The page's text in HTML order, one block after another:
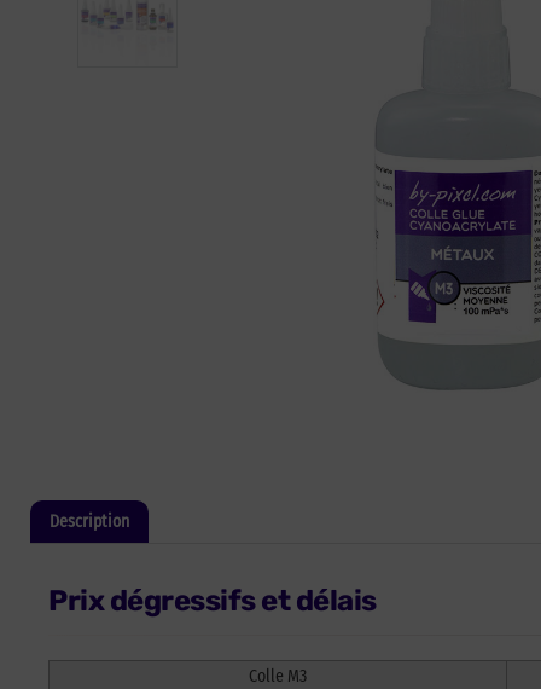
Description
Prix dégressifs et délais
Colle M3